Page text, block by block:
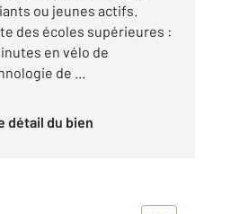
ou jeunes actifs.
des écoles supérieures :
en vélo de
de ...
détail du bien